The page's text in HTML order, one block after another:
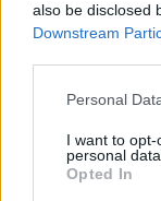
also be disclosed
Downstream
Personal
I want to
personal data.
Opted In
δείτε άμεσα
Η